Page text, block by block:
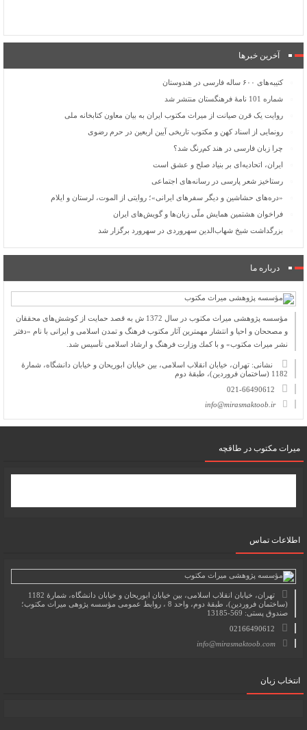
آخرین خبرها
کتیبه‌های ۶۰۰ ساله فارسی در هندوستان
شماره 101 نامۀ فرهنگستان منتشر شد
روایت یک قرن صیانت از میراث مکتوب ایران به بیان معاون کتابخانه ملی
رونمایی از اسناد کهن و مکتوب تاریخی آیین اربعین در حرم رضوی
چرا زبان فارسی در هند کم‌رنگ شد؟
ایران، اتحادیه‌ای بر بنیاد صلح و عشق است
رستاخیز شعر پارسی در رسانه‌های اجتماعی
«دره‌های حشاشین و دیگر سفرهای ایرانی»؛ روایتی از الموت، لرستان و ایلام
فراخوان هشتمین همایش ملّی زبان‌ها و گویش‌های ایران
بزرگداشت شیخ شهاب‌الدین سهروردی در سهرورد برگزار شد
درباره ما
مؤسسه پژوهشی میراث مكتوب در سال 1372 ش به قصد حمایت از كوشش‌های محققان
و مصححان و احیا و انتشار مهمترین آثار مكتوب فرهنگ و تمدن اسلامی و ایرانی با نام «دفتر
نشر میراث مكتوب» و با كمك وزارت فرهنگ و ارشاد اسلامی تأسیس شد.
نشانی: تهران، خیابان انقلاب اسلامی، بین خیابان ابوریحان و خیابان دانشگاه، شمارۀ
1182 (ساختمان فروردین)، طبقۀ دوم
021-66490612
info@mirasmaktoob.ir
میرات مکتوب در طاقچه
اطلاعات تماس
تهران، خیابان انقلاب اسلامی، بین خیابان ابوریحان و خیابان دانشگاه، شمارۀ 1182
(ساختمان فروردین)، طبقۀ دوم، واحد 8 ، روابط عمومی مؤسسه پژوهی میراث مکتوب؛
صندوق پستی: 569-13185
02166490612
info@mirasmaktoob.com
انتخاب زبان